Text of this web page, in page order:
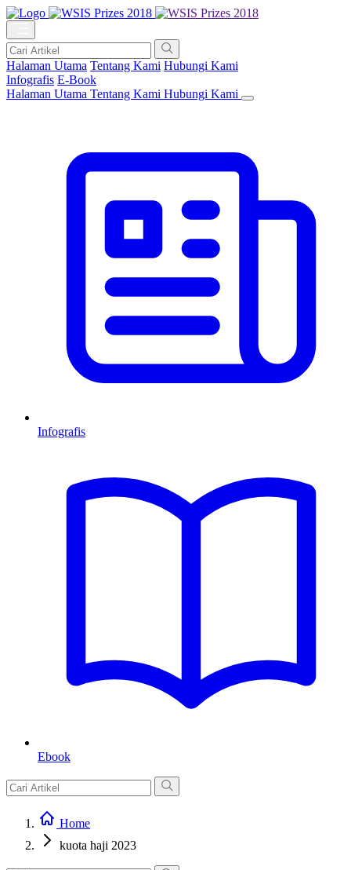
Halaman Utama Tentang Kami Hubungi Kami
Infografis E-Book
Halaman Utama Tentang Kami Hubungi Kami
Infografis
Ebook
Home
kuota haji 2023